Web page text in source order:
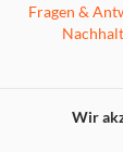
RM19-
Bluetooth-,
Fragen &
Wir